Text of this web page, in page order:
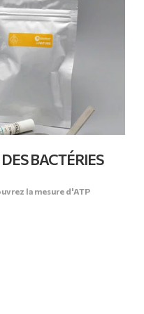
BACTÉRIES
la mesure d'ATP